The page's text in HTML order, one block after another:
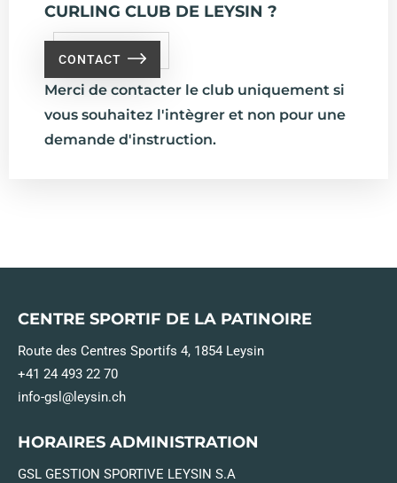
CURLING CLUB DE LEYSIN ?
CONTACT
Merci de contacter le club uniquement si
vous souhaitez l'intègrer et non pour une
demande d'instruction.
CENTRE SPORTIF DE LA PATINOIRE
Route des Centres Sportifs 4, 1854 Leysin
+41 24 493 22 70
info-gsl@leysin.ch
HORAIRES ADMINISTRATION
GSL GESTION SPORTIVE LEYSIN S.A